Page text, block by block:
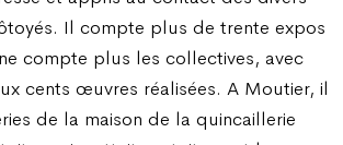
Il compte plus de trente expos
compte plus les collectives, avec
cents œuvres réalisées. A Moutier, il
de la maison de la quincaillerie